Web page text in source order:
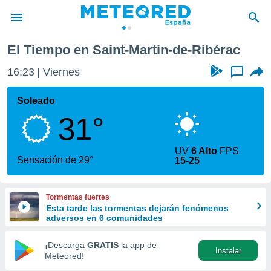
de
por
que se
calidad.
a este
las
y
forma
digital
basada
El Tiempo en Saint-Martin-de-Ribérac
16:23 Viernes ...
Soleado
31°
Sensación de 29°
UV6 Alto FPS
15-25
Tormentas fuertes
Esta tarde las tormentas dejarán fenómenos
adversos en 6 comunidades
¡Descarga GRATIS la app de
Meteored!
Instalar